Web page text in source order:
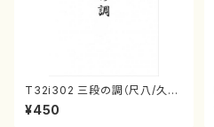
T32i302 三段の調（尺八/久本
玄智/楽譜）都山no:2003
¥450